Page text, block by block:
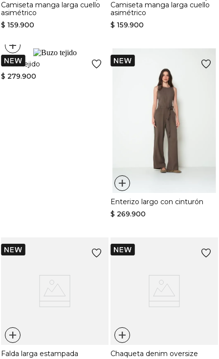
Camiseta manga larga cuello
asimétrico
$ 159.900
Camiseta manga larga cuello
asimétrico
$ 159.900
+
Buzo tejido
$ 279.900
+
Enterizo largo con cinturón
$ 269.900
+
Falda larga estampada
+
Chaqueta denim oversize